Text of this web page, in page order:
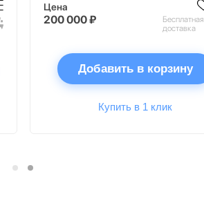
Цена
200 000 ₽
Бесплатная
доставка
Добавить в корзину
Купить в 1 клик